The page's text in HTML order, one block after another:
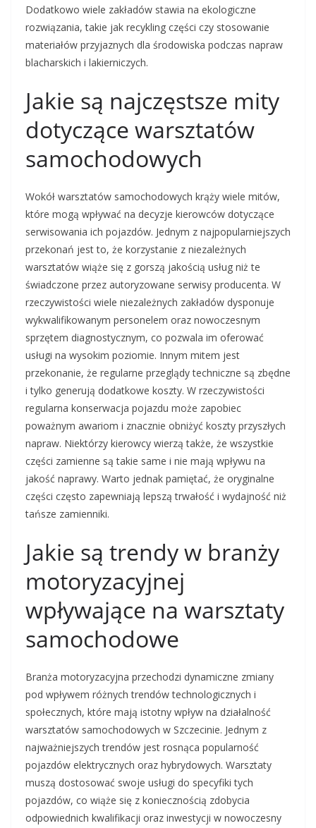
Dodatkowo wiele zakładów stawia na ekologiczne
rozwiązania, takie jak recykling części czy stosowanie
materiałów przyjaznych dla środowiska podczas napraw
blacharskich i lakierniczych.
Jakie są najczęstsze mity
dotyczące warsztatów
samochodowych
Wokół warsztatów samochodowych krąży wiele mitów,
które mogą wpływać na decyzje kierowców dotyczące
serwisowania ich pojazdów. Jednym z najpopularniejszych
przekonań jest to, że korzystanie z niezależnych
warsztatów wiąże się z gorszą jakością usług niż te
świadczone przez autoryzowane serwisy producenta. W
rzeczywistości wiele niezależnych zakładów dysponuje
wykwalifikowanym personelem oraz nowoczesnym
sprzętem diagnostycznym, co pozwala im oferować
usługi na wysokim poziomie. Innym mitem jest
przekonanie, że regularne przeglądy techniczne są zbędne
i tylko generują dodatkowe koszty. W rzeczywistości
regularna konserwacja pojazdu może zapobiec
poważnym awariom i znacznie obniżyć koszty przyszłych
napraw. Niektórzy kierowcy wierzą także, że wszystkie
części zamienne są takie same i nie mają wpływu na
jakość naprawy. Warto jednak pamiętać, że oryginalne
części często zapewniają lepszą trwałość i wydajność niż
tańsze zamienniki.
Jakie są trendy w branży
motoryzacyjnej
wpływające na warsztaty
samochodowe
Branża motoryzacyjna przechodzi dynamiczne zmiany
pod wpływem różnych trendów technologicznych i
społecznych, które mają istotny wpływ na działalność
warsztatów samochodowych w Szczecinie. Jednym z
najważniejszych trendów jest rosnąca popularność
pojazdów elektrycznych oraz hybrydowych. Warsztaty
muszą dostosować swoje usługi do specyfiki tych
pojazdów, co wiąże się z koniecznością zdobycia
odpowiednich kwalifikacji oraz inwestycji w nowoczesny